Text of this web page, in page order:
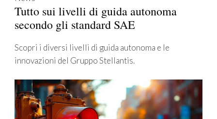
Tutto sui livelli di guida autonoma
secondo gli standard SAE
Scopri i diversi livelli di guida autonoma e le
innovazioni del Gruppo Stellantis.